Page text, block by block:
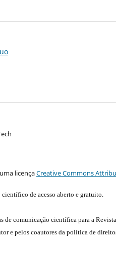
licençaCreative Commons
de acesso aberto e gratuito.
de comunicação científica para a
e pelos coautores da política de